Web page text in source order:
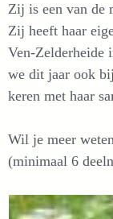
Zij is een van de
Zij heeft haar
Ven-Zelderheide
we dit jaar ook
keren met haar
Wil je meer
(minimaal 6